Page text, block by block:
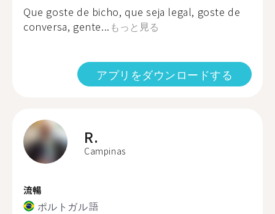
Que goste de bicho, que seja legal, goste de
conversa, gente... もっと見る
アプリをダウンロードする
R.
Campinas
流暢
ポルトガル語